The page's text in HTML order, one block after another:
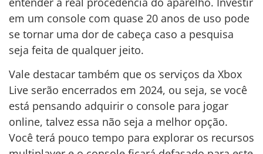
em um console com quase 20 anos de uso pode
se tornar uma dor de cabeça caso a pesquisa
seja feita de qualquer jeito.
Vale destacar também que os serviços da Xbox
Live serão encerrados em 2024, ou seja, se você
está pensando adquirir o console para jogar
online, talvez essa não seja a melhor opção.
Você terá pouco tempo para explorar os recursos